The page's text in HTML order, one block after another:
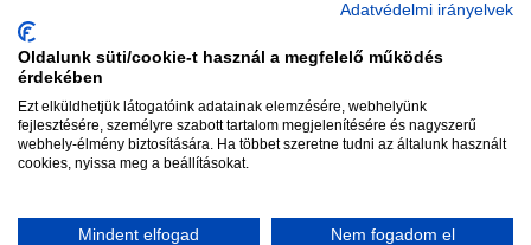
Szerkesztőség:szerk@vadhajtasok.hu
Modi:moderator@vadhajtasok.hu
AdatvédelemImpresszumSzerzői jogok
Adatvédelmi irányelvek
Oldalunk süti/cookie-t használ a megfelelő működés
érdekében
Ezt elküldhetjük látogatóink adatainak elemzésére, webhelyünk
fejlesztésére, személyre szabott tartalom megjelenítésére és nagyszerű
webhely-élmény biztosítására. Ha többet szeretne tudni az általunk használt
cookies, nyissa meg a beállításokat.
Mindent elfogad Nem fogadom el